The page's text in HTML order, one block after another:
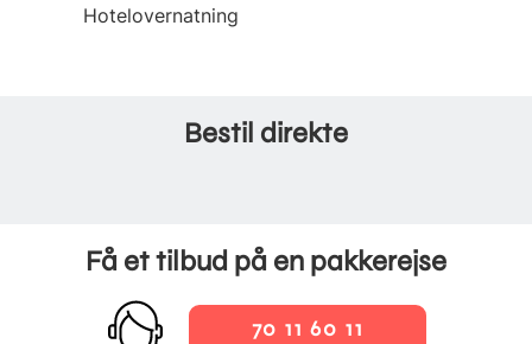
Hotelovernatning
Bestil direkte
Få et tilbud på en pakkerejse
70 11 60 11